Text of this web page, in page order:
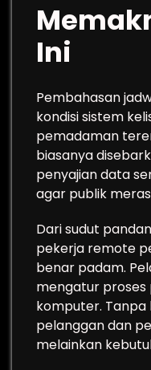
Ini
Pembahasan
kondisi sistem
pemadaman
biasanya
penyajian data
agar publik
Dari sudut
pekerja remote
benar padam.
mengatur proses
komputer.
pelanggan dan
melainkan